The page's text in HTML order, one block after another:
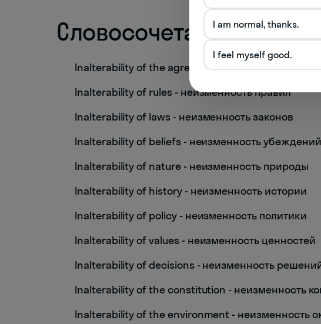
Словосочетания
Inalterability of the agreement - неизменность
Inalterability of rules - неизменность правил
Inalterability of laws - неизменность законов
Inalterability of beliefs - неизменность убеждений
Inalterability of nature - неизменность природы
Inalterability of history - неизменность истории
Inalterability of policy - неизменность политики
Inalterability of values - неизменность ценностей
Inalterability of decisions - неизменность
Inalterability of the constitution - неизменность
Inalterability of the environment - неизменность
I am normal, thanks.
I feel myself good.